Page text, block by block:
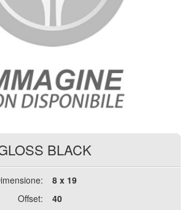
BLACK
8 x 19
Offset:
40